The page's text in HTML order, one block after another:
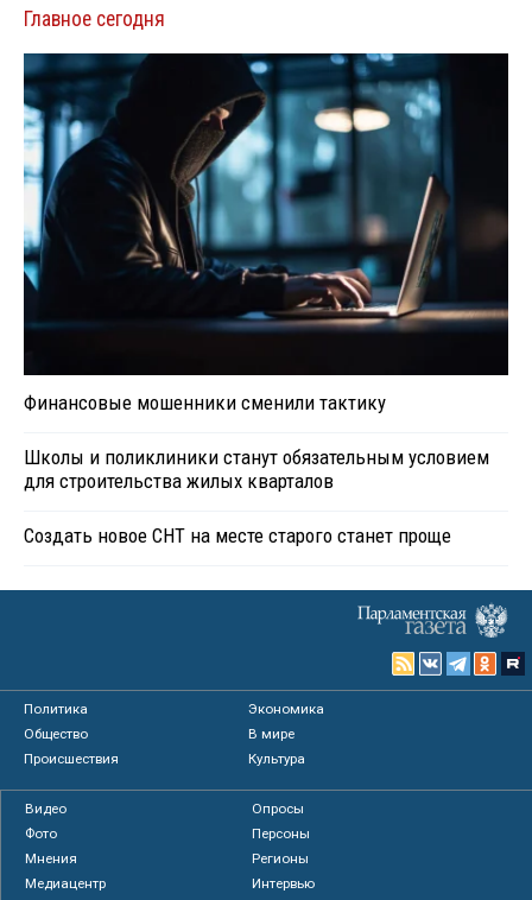
Главное сегодня
Финансовые мошенники сменили тактику
Школы и поликлиники станут обязательным условием
для строительства жилых кварталов
Создать новое СНТ на месте старого станет проще
Политика
Экономика
Общество
В мире
Происшествия
Культура
Видео
Опросы
Фото
Персоны
Мнения
Регионы
Медиацентр
Интервью